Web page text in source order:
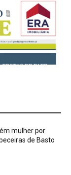
mulher por
de Basto